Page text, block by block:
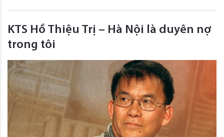
KTS Hồ Thiệu Trị – Hà Nội là duyên nợ
trong tôi